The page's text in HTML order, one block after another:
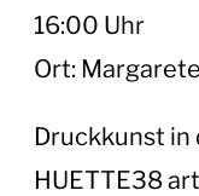
16:00 Uhr
Ort:
Druckkunst in
HUETTE38